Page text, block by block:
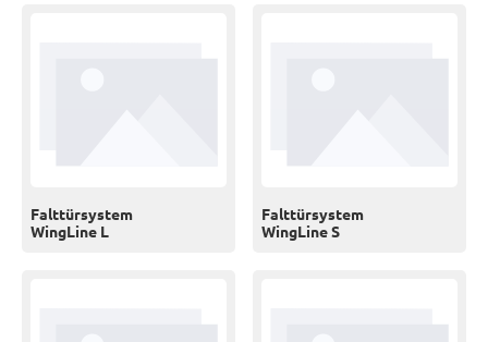
Falttürsystem
WingLine L
Falttürsystem
WingLine S